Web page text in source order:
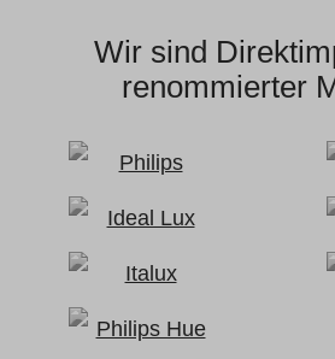
Wir sind
renommierter